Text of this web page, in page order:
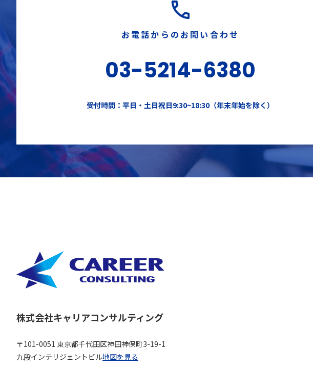
お電話からのお問い合わせ
03-5214-6380
受付時間：平日・土日祝日9:30~18:30（年末年始を除く）
株式会社キャリアコンサルティング
〒101-0051 東京都千代田区神田神保町3-19-1
九段インテリジェントビル地図を見る